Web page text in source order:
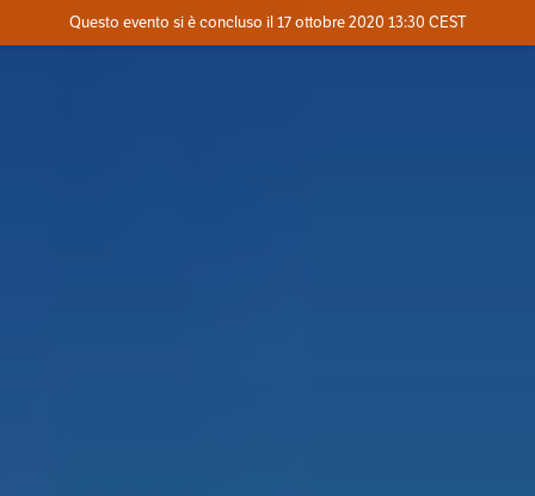
Dove
Questo evento si è concluso il 17 ottobre 2020 13:30 CEST